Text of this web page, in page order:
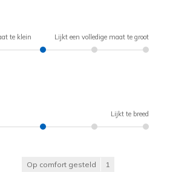
te klein Lijkt een volledige maat te groot
Lijkt te breed
Op comfort gesteld 1